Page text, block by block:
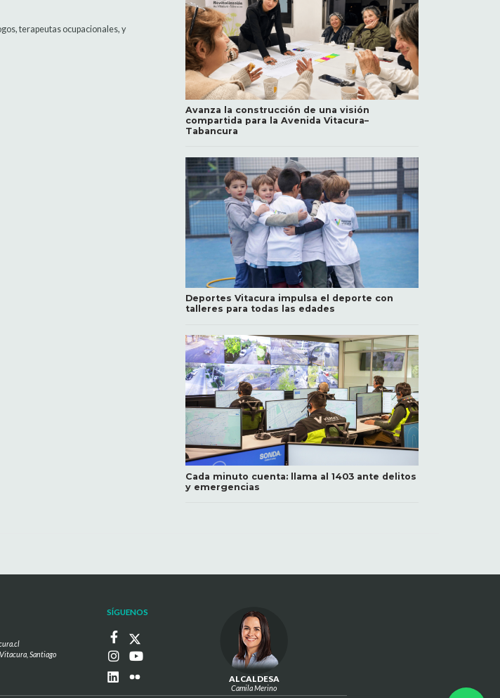
terapeutas ocupacionales, y
Avanza la construcción de una visión
compartida para la Avenida Vitacura–
Tabancura
Deportes Vitacura impulsa el deporte con
talleres para todas las edades
Cada minuto cuenta: llama al 1403 ante delitos
y emergencias
Santiago
SÍGUENOS
ALCALDESA
Camila Merino